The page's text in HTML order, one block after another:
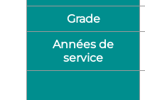
Grade
Années de
service